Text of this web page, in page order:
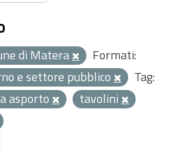
di Matera
Formati:
e settore pubblico
Tag:
asporto
tavolini